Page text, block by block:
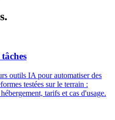
outils IA pour automatiser des
testées sur le terrain :
tarifs et cas d'usage.